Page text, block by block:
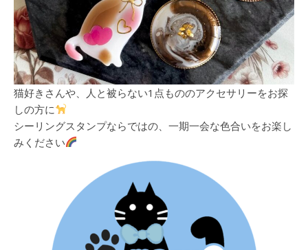
猫好きさんや、人と被らない1点もののアクセサリーをお探
しの方に
シーリングスタンプならではの、一期一会な色合いをお楽し
みください